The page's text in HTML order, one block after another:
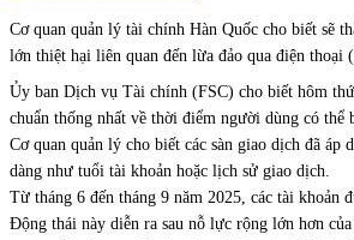
Cơ quan quản lý tài chính Hàn Quốc cho biết sẽ
lớn thiệt hại liên quan đến lừa đảo qua điện thoại
Ủy ban Dịch vụ Tài chính (FSC) cho biết hôm
chuẩn thống nhất về thời điểm người dùng có thể
Cơ quan quản lý cho biết các sàn giao dịch đã
dàng như tuổi tài khoản hoặc lịch sử giao dịch.
Từ tháng 6 đến tháng 9 năm 2025, các tài khoản
Động thái này diễn ra sau nỗ lực rộng lớn hơn